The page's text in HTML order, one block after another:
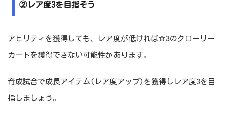
②レア度3を目指そう
アビリティを獲得しても、レア度が低ければ☆3のグローリー
カードを獲得できない可能性があります。
育成試合で成長アイテム(レア度アップ)を獲得しレア度3を目
指しましょう。